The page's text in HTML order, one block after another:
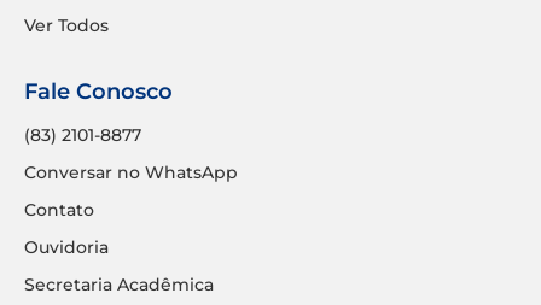
Ver Todos
Fale Conosco
(83) 2101-8877
Conversar no WhatsApp
Contato
Ouvidoria
Secretaria Acadêmica